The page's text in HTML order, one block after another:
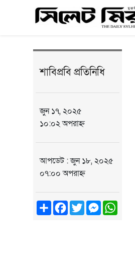
শাবিপ্রবি প্রতিনিধি
জুন ১৭, ২০২৫
১০:০২ অপরাহ্ন
আপডেট : জুন ১৮, ২০২৫
০৭:০০ অপরাহ্ন
ShareFacebook
Twitter